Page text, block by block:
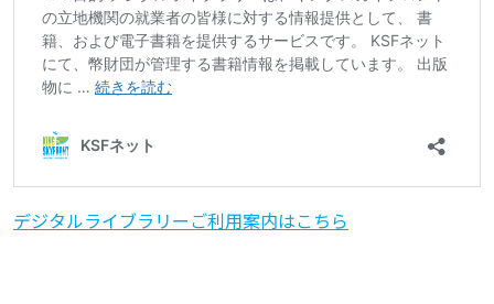
デジタルライブラリーご利用案内はこちら